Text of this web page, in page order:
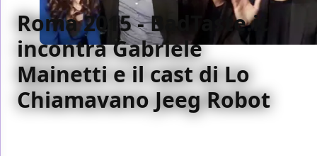
Roma 2015 - BadTaste.it
incontra Gabriele
Mainetti e il cast di Lo
Chiamavano Jeeg Robot